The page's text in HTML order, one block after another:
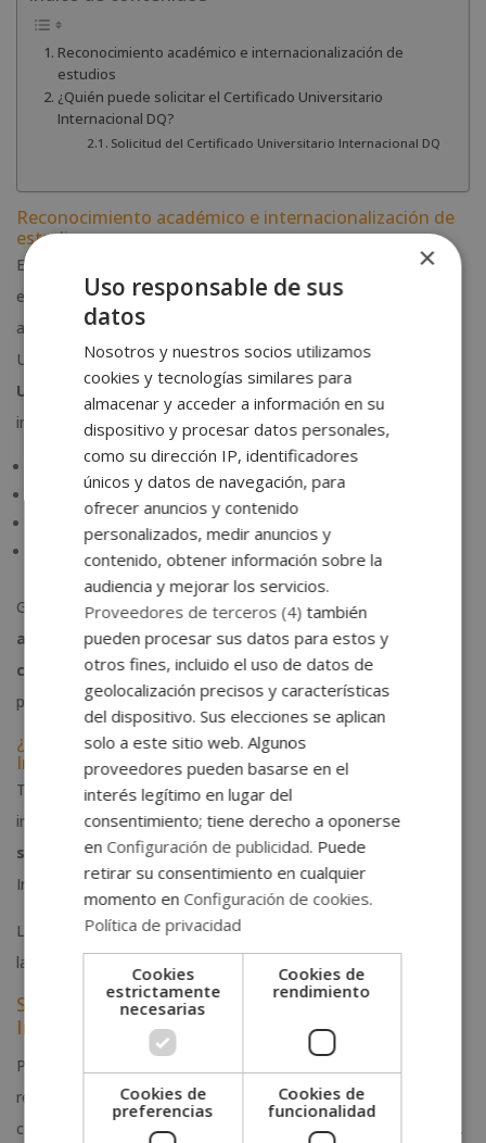
Reconocimiento académico e internacionalización de
estudios
¿Quién puede solicitar el Certificado Universitario
Internacional DQ?
Solicitud del Certificado Universitario Internacional DQ
Reconocimiento académico e internacionalización de
estudios
El
permite a los
estudiantes ampliar el valor académico de su formación y
acceder a nuevas oportunidades educativas, ya que la Agencia
Universitaria DQ mantiene vinculación con elCírculo de
Universidades Hispanoamericanas UAIII, una red
internacional que agrupa a instituciones de prestigio como:
Universidad CLEA
Universidad de las Naciones de México
SABAL University (Estados Unidos)
Instituto Tecnológico Universitario España (ISTE)
Gracias a esta red universitaria, el certificado facilita el
a estudios universitarios, con mayores posibilidades de
convalidación académicay acompañamiento en los
procesos de gestión, documentación y orientación.
¿Quién puede solicitar el Certificado Universitario
Internacional DQ?
Todos los alumnos y alumnas de Grupo Esneca Formación,
independientemente del máster o programa cursado, pueden
solicitar de forma voluntariael Certificado Universitario
Internacional DQ, siempre que hayan finalizado su formación.
La equivalencia en créditos ECTS se determinará en función de
la carga lectiva total del programa realizado.
Solicitud del Certificado Universitario
Internacional DQ
Para solicitar el Certificado Universitario Internacional DQ o
recibir información personalizada sobre el proceso, debes
contactar directamente con el departamento correspondiente.
×
Uso responsable de sus
datos
Nosotros y nuestros socios utilizamos
cookies y tecnologías similares para
almacenar y acceder a información en su
dispositivo y procesar datos personales,
como su dirección IP, identificadores
únicos y datos de navegación, para
ofrecer anuncios y contenido
personalizados, medir anuncios y
contenido, obtener información sobre la
audiencia y mejorar los servicios.
Proveedores de terceros (4) también
pueden procesar sus datos para estos y
otros fines, incluido el uso de datos de
geolocalización precisos y características
del dispositivo. Sus elecciones se aplican
solo a este sitio web. Algunos
proveedores pueden basarse en el
interés legítimo en lugar del
consentimiento; tiene derecho a oponerse
en Configuración de publicidad. Puede
retirar su consentimiento en cualquier
momento en Configuración de cookies.
Política de privacidad
Cookies
estrictamente
necesarias
Cookies de
rendimiento
Cookies de
preferencias
Cookies de
funcionalidad